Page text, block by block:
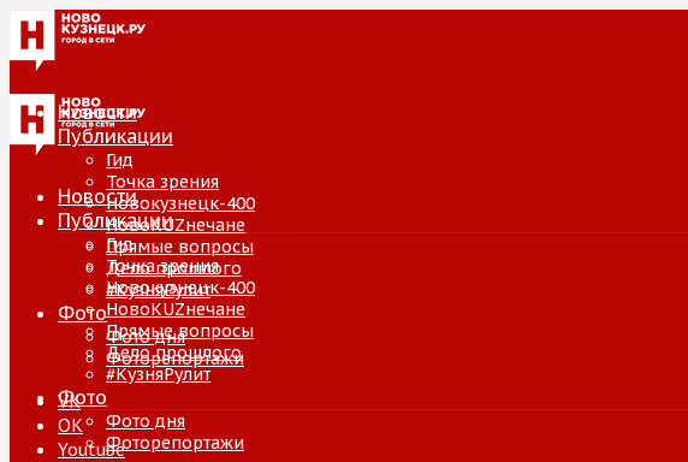
Новости
Публикации
Гид
Точка зрения
Новокузнецк-400
НовоKUZнечане
Прямые вопросы
Дело прошлого
#КузняРулит
Фото
Фото дня
Фоторепортажи
VK
ОК
Youtube
Новости
Публикации
Гид
Точка зрения
Новокузнецк-400
НовоKUZнечане
Прямые вопросы
Дело прошлого
#КузняРулит
Фото
Фото дня
Фоторепортажи